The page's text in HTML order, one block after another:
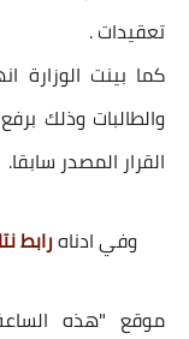
تعقيدات .
كما بينت الوزارة
القرار المصدر سابقا.
وفي ادناهرابط
موقع "هذه